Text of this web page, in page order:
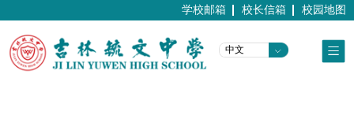
学校邮箱 校长信箱 校园地图
中文